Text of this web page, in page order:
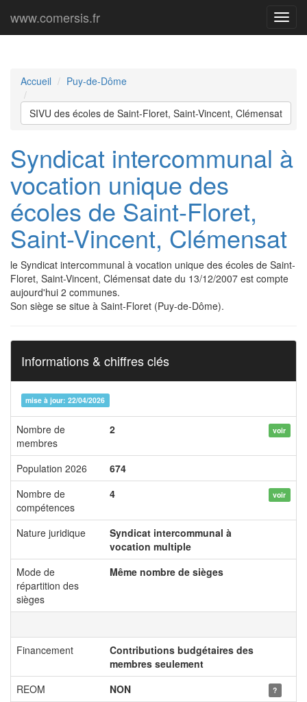
Menu
www.comersis.fr
Accueil Puy-de-Dôme
SIVU des écoles de Saint-Floret, Saint-Vincent, Clémensat
Syndicat intercommunal à
vocation unique des
écoles de Saint-Floret,
Saint-Vincent, Clémensat
le Syndicat intercommunal à vocation unique des écoles de Saint-
Floret, Saint-Vincent, Clémensat date du 13/12/2007 est compte
aujourd'hui 2 communes.
Son siège se situe à Saint-Floret (Puy-de-Dôme).
Informations & chiffres clés
mise à jour: 22/04/2026
Nombre de
membres
2 voir
Population 2026
674
Nombre de
compétences
4 voir
Nature juridique
Syndicat intercommunal à
vocation multiple
Mode de
répartition des
sièges
Même nombre de sièges
Financement
Contributions budgétaires des
membres seulement
REOM
NON ?